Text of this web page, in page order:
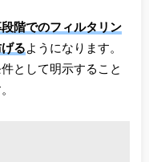
階でのフィルタリン
るようになります。
として明示すること